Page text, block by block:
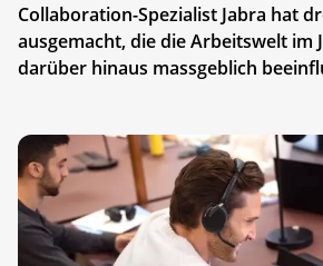
Collaboration-Spezialist Jabra hat
ausgemacht, die die Arbeitswelt im
darüber hinaus massgeblich